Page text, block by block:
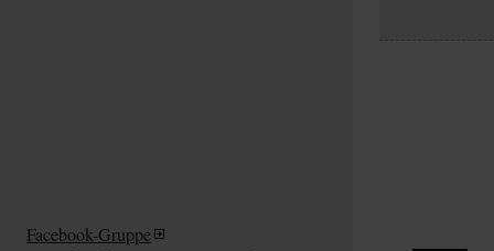
Facebook-Gruppe